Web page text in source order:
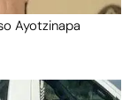
Ayotzinapa